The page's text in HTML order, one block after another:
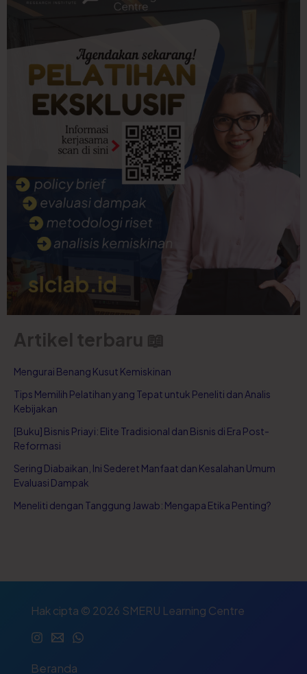
Artikel terbaru 📖
Mengurai Benang Kusut Kemiskinan
Tips Memilih Pelatihan yang Tepat untuk Peneliti dan Analis
Kebijakan
[Buku] Bisnis Priayi: Elite Tradisional dan Bisnis di Era Post-
Reformasi
Sering Diabaikan, Ini Sederet Manfaat dan Kesalahan Umum
Evaluasi Dampak
Meneliti dengan Tanggung Jawab: Mengapa Etika Penting?
Hak cipta © 2026 SMERU Learning Centre
Beranda